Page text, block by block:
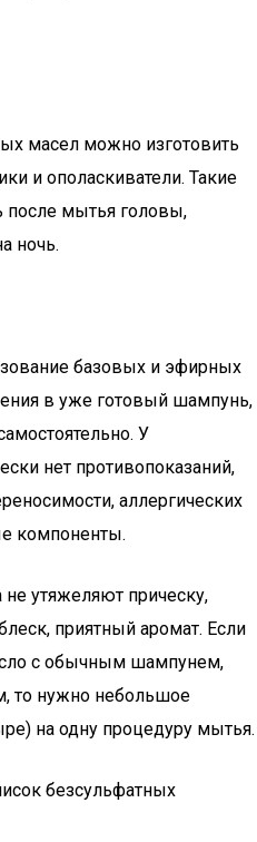
масел можно изготовить
и ополаскиватели. Такие
после мытья головы,
ночь.
базовых и эфирных
в уже готовый шампунь,
У
нет противопоказаний,
аллергических
компоненты.
утяжеляют прическу,
приятный аромат. Если
с обычным шампунем,
то нужно небольшое
на одну процедуру мытья.
безсульфатных